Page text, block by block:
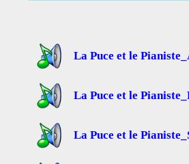
La Puce et le
La Puce et le
La Puce et le